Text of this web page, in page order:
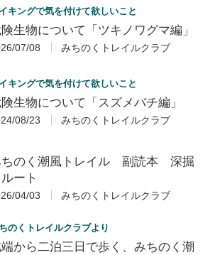
キングで気を付けて欲しいこと
生物について「ツキノワグマ編」
07/08 みちのくトレイルクラブ
キングで気を付けて欲しいこと
生物について「スズメバチ編」
08/23 みちのくトレイルクラブ
ちのく潮風トレイル 副読本 深掘
ルート
04/03 みちのくトレイルクラブ
のくトレイルクラブより
から二泊三日で歩く、みちのく潮